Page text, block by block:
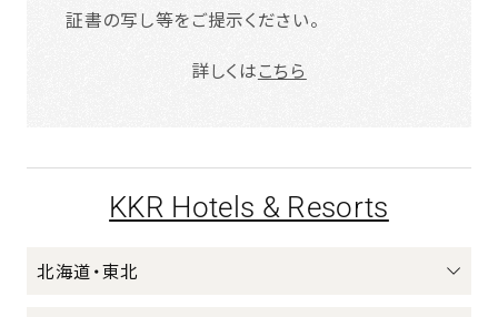
証書の写し等をご提示ください。
詳しくはこちら
KKR Hotels & Resorts
北海道・東北